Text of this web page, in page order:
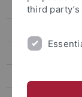
1. Semester
Vorlesung:
third